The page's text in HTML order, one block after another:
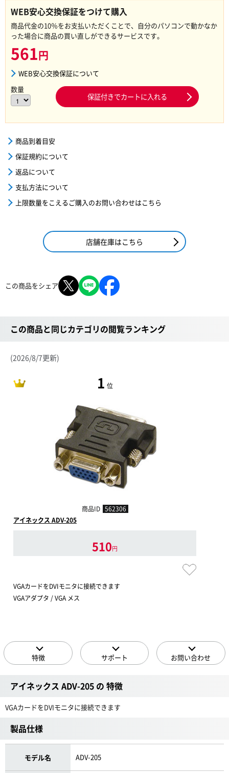
WEB安心交換保証をつけて購入
商品代金の10％をお支払いただくことで、自分のパソコンで動かなか
った場合に商品の買い直しができるサービスです。
561円
WEB安心交換保証について
数量
保証付きでカートに入れる
商品到着目安
保証規約について
返品について
支払方法について
上限数量をこえるご購入のお問い合わせはこちら
店舗在庫はこちら
この商品をシェア
この商品と同じカテゴリの閲覧ランキング
(2026/8/7更新)
1 位
商品ID 562306
アイネックス ADV-205
510円
VGAカードをDVIモニタに接続できます
VGAアダプタ / VGA メス
特徴 サポート お問い合わせ
アイネックス ADV-205 の 特徴
VGAカードをDVIモニタに接続できます
製品仕様
モデル名 ADV-205